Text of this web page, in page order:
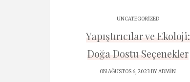
UNCATEGORIZED
Yapıştırıcılar ve Ekoloji:
Doğa Dostu Seçenekler
ON AĞUSTOS 6, 2023 BYADMIN